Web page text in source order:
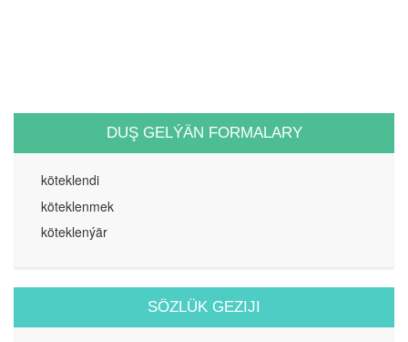
DUŞ GELÝÄN FORMALARY
köteklendi
köteklenmek
köteklenýär
SÖZLÜK GEZIJI